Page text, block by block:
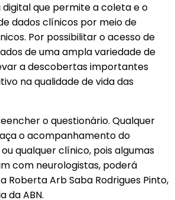
que permite a coleta e o
dados clínicos por meio de
Por possibilitar o acesso de
de uma ampla variedade de
a descobertas importantes
na qualidade de vida das
o questionário. Qualquer
o acompanhamento do
qualquer clínico, pois algumas
com neurologistas, poderá
Roberta Arb Saba Rodrigues Pinto,
da ABN.